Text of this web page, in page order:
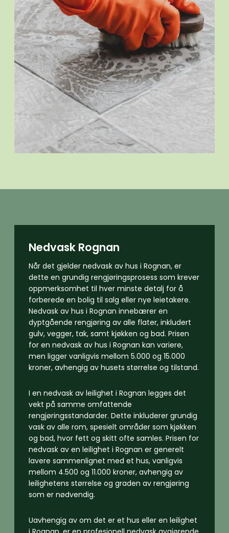
Nedvask Rognan
Når det gjelder nedvask av hus i Rognan, er
dette en grundig rengjøringsprosess som krever
oppmerksomhet til hver minste detalj for å
forberede en bolig til salg eller nye leietakere.
Nedvask av hus i Rognan innebærer en
dyptgående rengjøring av alle flater, inkludert
gulv, vegger, tak, samt kjøkken og bad. Prisen
for en nedvask av hus i Rognan kan variere,
men ligger vanligvis mellom 5.000 og 15.000
kroner, avhengig av husets størrelse og tilstand.
I en nedvask av leilighet i Rognan legges det
vekt på samme omfattende
rengjøringsstandarder. Dette inkluderer grundig
vask av alle rom, spesielt områder som kjøkken
og bad, hvor fett og skitt ofte samles. Prisen for
nedvask av en leilighet i Rognan er generelt
lavere sammenlignet med et hus, vanligvis
mellom 4.500 og 11.000 kroner, avhengig av
leilighetens størrelse og graden av rengjøring
som er nødvendig.
Uavhengig av om det er et hus eller en leilighet